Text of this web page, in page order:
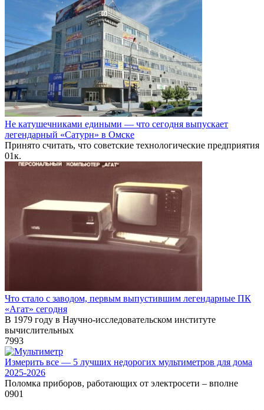
Не катушечниками едиными — что сегодня выпускает
легендарный «Сатурн» в Омске
Принято считать, что советские технологические предприятия
01к.
Что стало с заводом, первым выпустившим легендарные ПК
«Агат» сегодня
В 1979 году в Научно-исследовательском институте
вычислительных
7993
Измерить все — 5 лучших недорогих мультиметров для дома
2025-2026
Поломка приборов, работающих от электросети – вполне
0901